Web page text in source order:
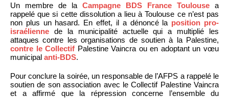
Un membre de la Campagne BDS France Toulouse a
rappelé que si cette dissolution a lieu à Toulouse ce n’est pas
non plus un hasard. En effet, il a dénoncé la position pro-
israélienne de la municipalité actuelle qui a multiplié les
attaques contre les organisations de soutien à la Palestine,
contre le Collectif Palestine Vaincra ou en adoptant un vœu
municipal anti-BDS.
Pour conclure la soirée, un responsable de l’AFPS a rappelé le
soutien de son association avec le Collectif Palestine Vaincra
et a affirmé que la répression concerne l’ensemble du